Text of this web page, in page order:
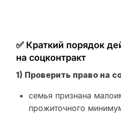
✅ Краткий порядок
на соцконтракт
1) Проверить право на
семья признана
прожиточного